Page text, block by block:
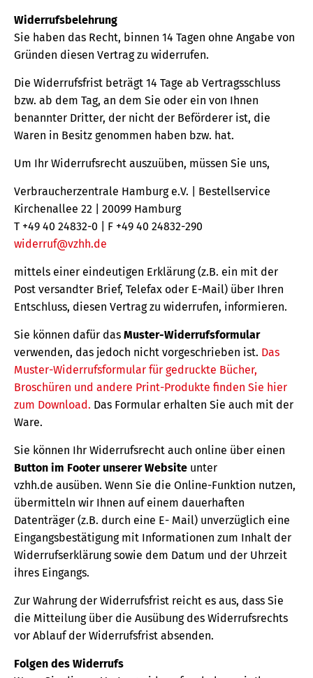
Widerrufsbelehrung
Sie haben das Recht, binnen 14 Tagen ohne Angabe von
Gründen diesen Vertrag zu widerrufen.
Die Widerrufsfrist beträgt 14 Tage ab Vertragsschluss
bzw. ab dem Tag, an dem Sie oder ein von Ihnen
benannter Dritter, der nicht der Beförderer ist, die
Waren in Besitz genommen haben bzw. hat.
Um Ihr Widerrufsrecht auszuüben, müssen Sie uns,
Verbraucherzentrale Hamburg e.V. | Bestellservice
Kirchenallee 22 | 20099 Hamburg
T +49 40 24832-0 | F +49 40 24832-290
widerruf@vzhh.de
mittels einer eindeutigen Erklärung (z.B. ein mit der
Post versandter Brief, Telefax oder E-Mail) über Ihren
Entschluss, diesen Vertrag zu widerrufen, informieren.
Sie können dafür das Muster-Widerrufsformular
verwenden, das jedoch nicht vorgeschrieben ist. Das
Muster-Widerrufsformular für gedruckte Bücher,
Broschüren und andere Print-Produkte finden Sie hier
zum Download. Das Formular erhalten Sie auch mit der
Ware.
Sie können Ihr Widerrufsrecht auch online über einen
Button im Footer unserer Website unter
vzhh.de ausüben. Wenn Sie die Online-Funktion nutzen,
übermitteln wir Ihnen auf einem dauerhaften
Datenträger (z.B. durch eine E- Mail) unverzüglich eine
Eingangsbestätigung mit Informationen zum Inhalt der
Widerrufserklärung sowie dem Datum und der Uhrzeit
ihres Eingangs.
Zur Wahrung der Widerrufsfrist reicht es aus, dass Sie
die Mitteilung über die Ausübung des Widerrufsrechts
vor Ablauf der Widerrufsfrist absenden.
Folgen des Widerrufs